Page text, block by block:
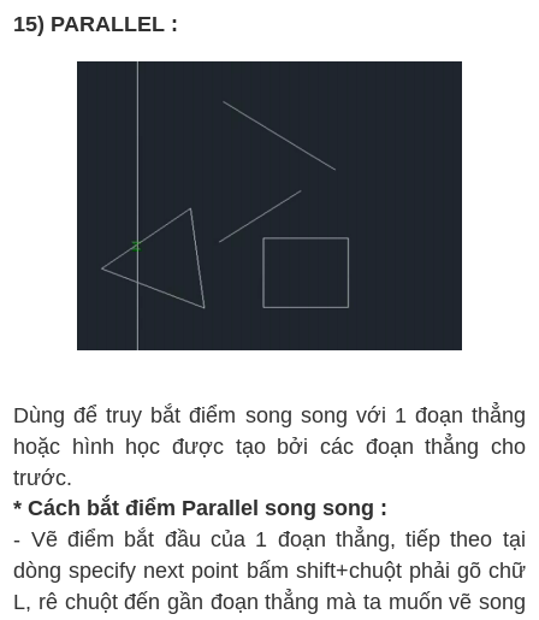
15) PARALLEL :
Dùngđể truy bắtđiểm song song với 1 đoạn thẳng
hoặc hình họcđược tạo bởi các đoạn thẳng cho
trước.
* Cách bắtđiểm Parallel song song :
- Vẽ điểm bắt đầu của 1 đoạn thẳng, tiếp theo tại
dòng specify next point bấm shift+chuột phải gõ chữ
L, rê chuộtđến gần đoạn thẳng mà ta muốn vẽ song